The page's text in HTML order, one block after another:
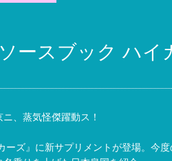
ースブック ハイ
、蒸気怪傑躍動ス！
ズ』に新サプリメントが登場。今